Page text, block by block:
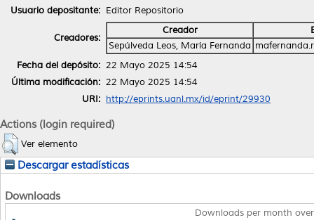
Usuario depositante: Editor Repositorio
Creadores:
Creador
Sepúlveda Leos, María Fernanda
Fecha del depósito: 22 Mayo 2025 14:54
Última modificación: 22 Mayo 2025 14:54
URI: http://eprints.uanl.mx/id/eprint/29930
Actions (login required)
Ver elemento
Descargar estadísticas
Downloads
Downloads per month